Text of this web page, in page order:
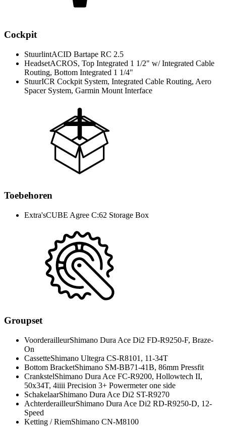
Cockpit
StuurlintACID Bartape RC 2.5
HeadsetACROS, Top Integrated 1 1/2" w/ Integrated Cable
Routing, Bottom Integrated 1 1/4"
StuurICR Cockpit System, Integrated Cable Routing, Aero
Spacer System, Garmin Mount Interface
Toebehoren
Extra'sCUBE Agree C:62 Storage Box
Groupset
VoorderailleurShimano Dura Ace Di2 FD-R9250-F, Braze-
On
CassetteShimano Ultegra CS-R8101, 11-34T
Bottom BracketShimano SM-BB71-41B, 86mm Pressfit
CrankstelShimano Dura Ace FC-R9200, Hollowtech II,
50x34T, 4iiii Precision 3+ Powermeter one side
SchakelaarShimano Dura Ace Di2 ST-R9270
AchterderailleurShimano Dura Ace Di2 RD-R9250-D, 12-
Speed
Ketting / RiemShimano CN-M8100